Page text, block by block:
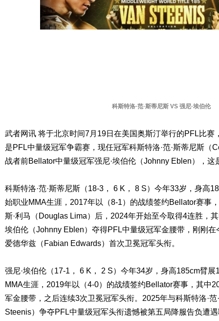
科斯特洛·范·斯蒂尼斯 VS 强尼·埃伯伦
武者网讯 将于北京时间7月19日在美国奥斯汀举行的PFL比赛
是PFL中量级冠军争霸赛，现任冠军科斯特洛·范·斯蒂尼斯（
战者前Bellator中量级冠军强尼·埃伯伦（Johnny Eblen），这
科斯特洛·范·斯蒂尼斯（18-3， 6 K， 8 S）今年33岁，身高
始职业MMA生涯，2017年以（8-1）的战绩签约Bellator赛事
斯·利马（Douglas Lima）后，2024年开始至今取得4连胜，
埃伯伦（Johnny Eblen）夺得PFL中量级冠军金腰带，刚刚在
爱德华兹（Fabian Edwards）首次卫冕冠军头衔。
强尼·埃伯伦（17-1， 6 K， 2 S）今年34岁，身高185cm臂
MMA生涯，2019年以（4-0）的战绩签约Bellator赛事，其中
军金腰带，之后连续3次卫冕冠军头衔。2025年与科斯特洛·
Steenis）争夺PFL中量级冠军头衔遗憾被第五局降服告负遭